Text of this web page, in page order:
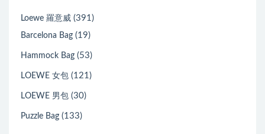
Loewe 羅意威 (391)
Barcelona Bag (19)
Hammock Bag (53)
LOEWE 女包 (121)
LOEWE 男包 (30)
Puzzle Bag (133)